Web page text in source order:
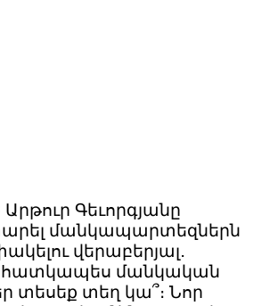
Գեւորգյանը
մանկապարտեզներն
վերաբերյալ․
հատկապես մանկական
տեսեք տեղ կա՞։ Նոր